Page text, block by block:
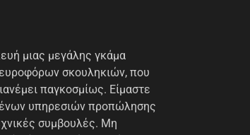
μιας μεγάλης γκάμα
σκουληκιών, που
παγκοσμίως. Είμαστε
υπηρεσιών προπώλησης
συμβουλές. Μη